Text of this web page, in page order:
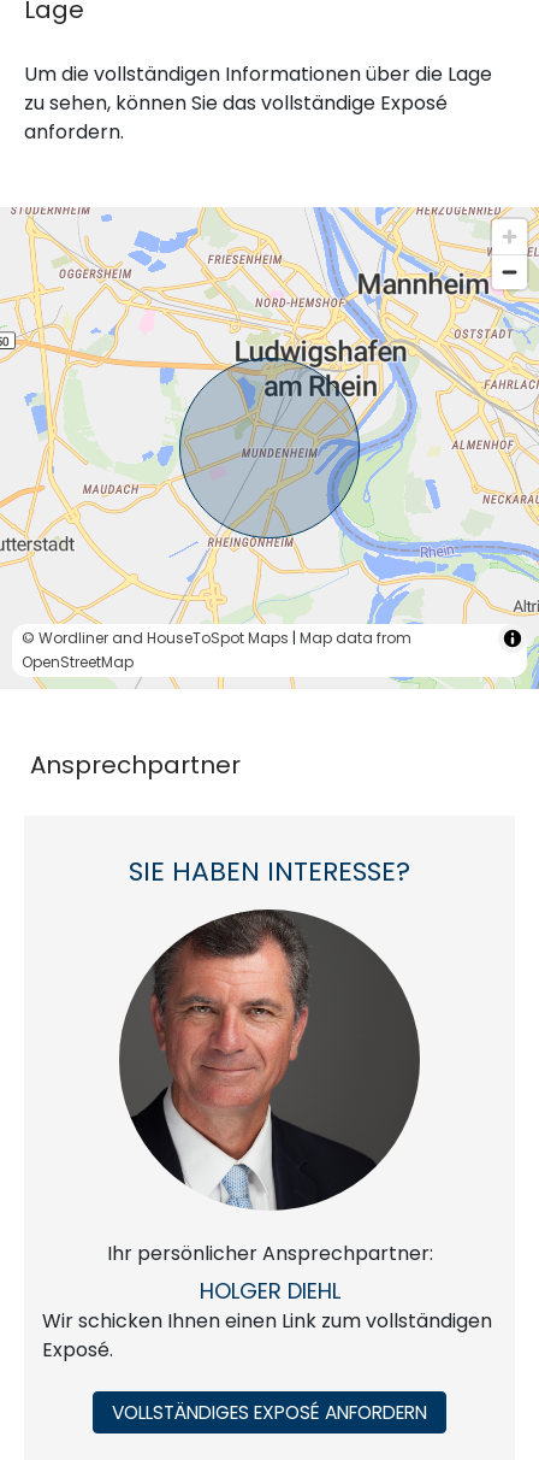
Lage
Um die vollständigen Informationen über die Lage
zu sehen, können Sie das vollständige Exposé
anfordern.
© Wordliner and HouseToSpot Maps | Map data from
OpenStreetMap
Ansprechpartner
SIE HABEN INTERESSE?
Ihr persönlicher Ansprechpartner:
HOLGER DIEHL
Wir schicken Ihnen einen Link zum vollständigen
Exposé.
VOLLSTÄNDIGES EXPOSÉ ANFORDERN